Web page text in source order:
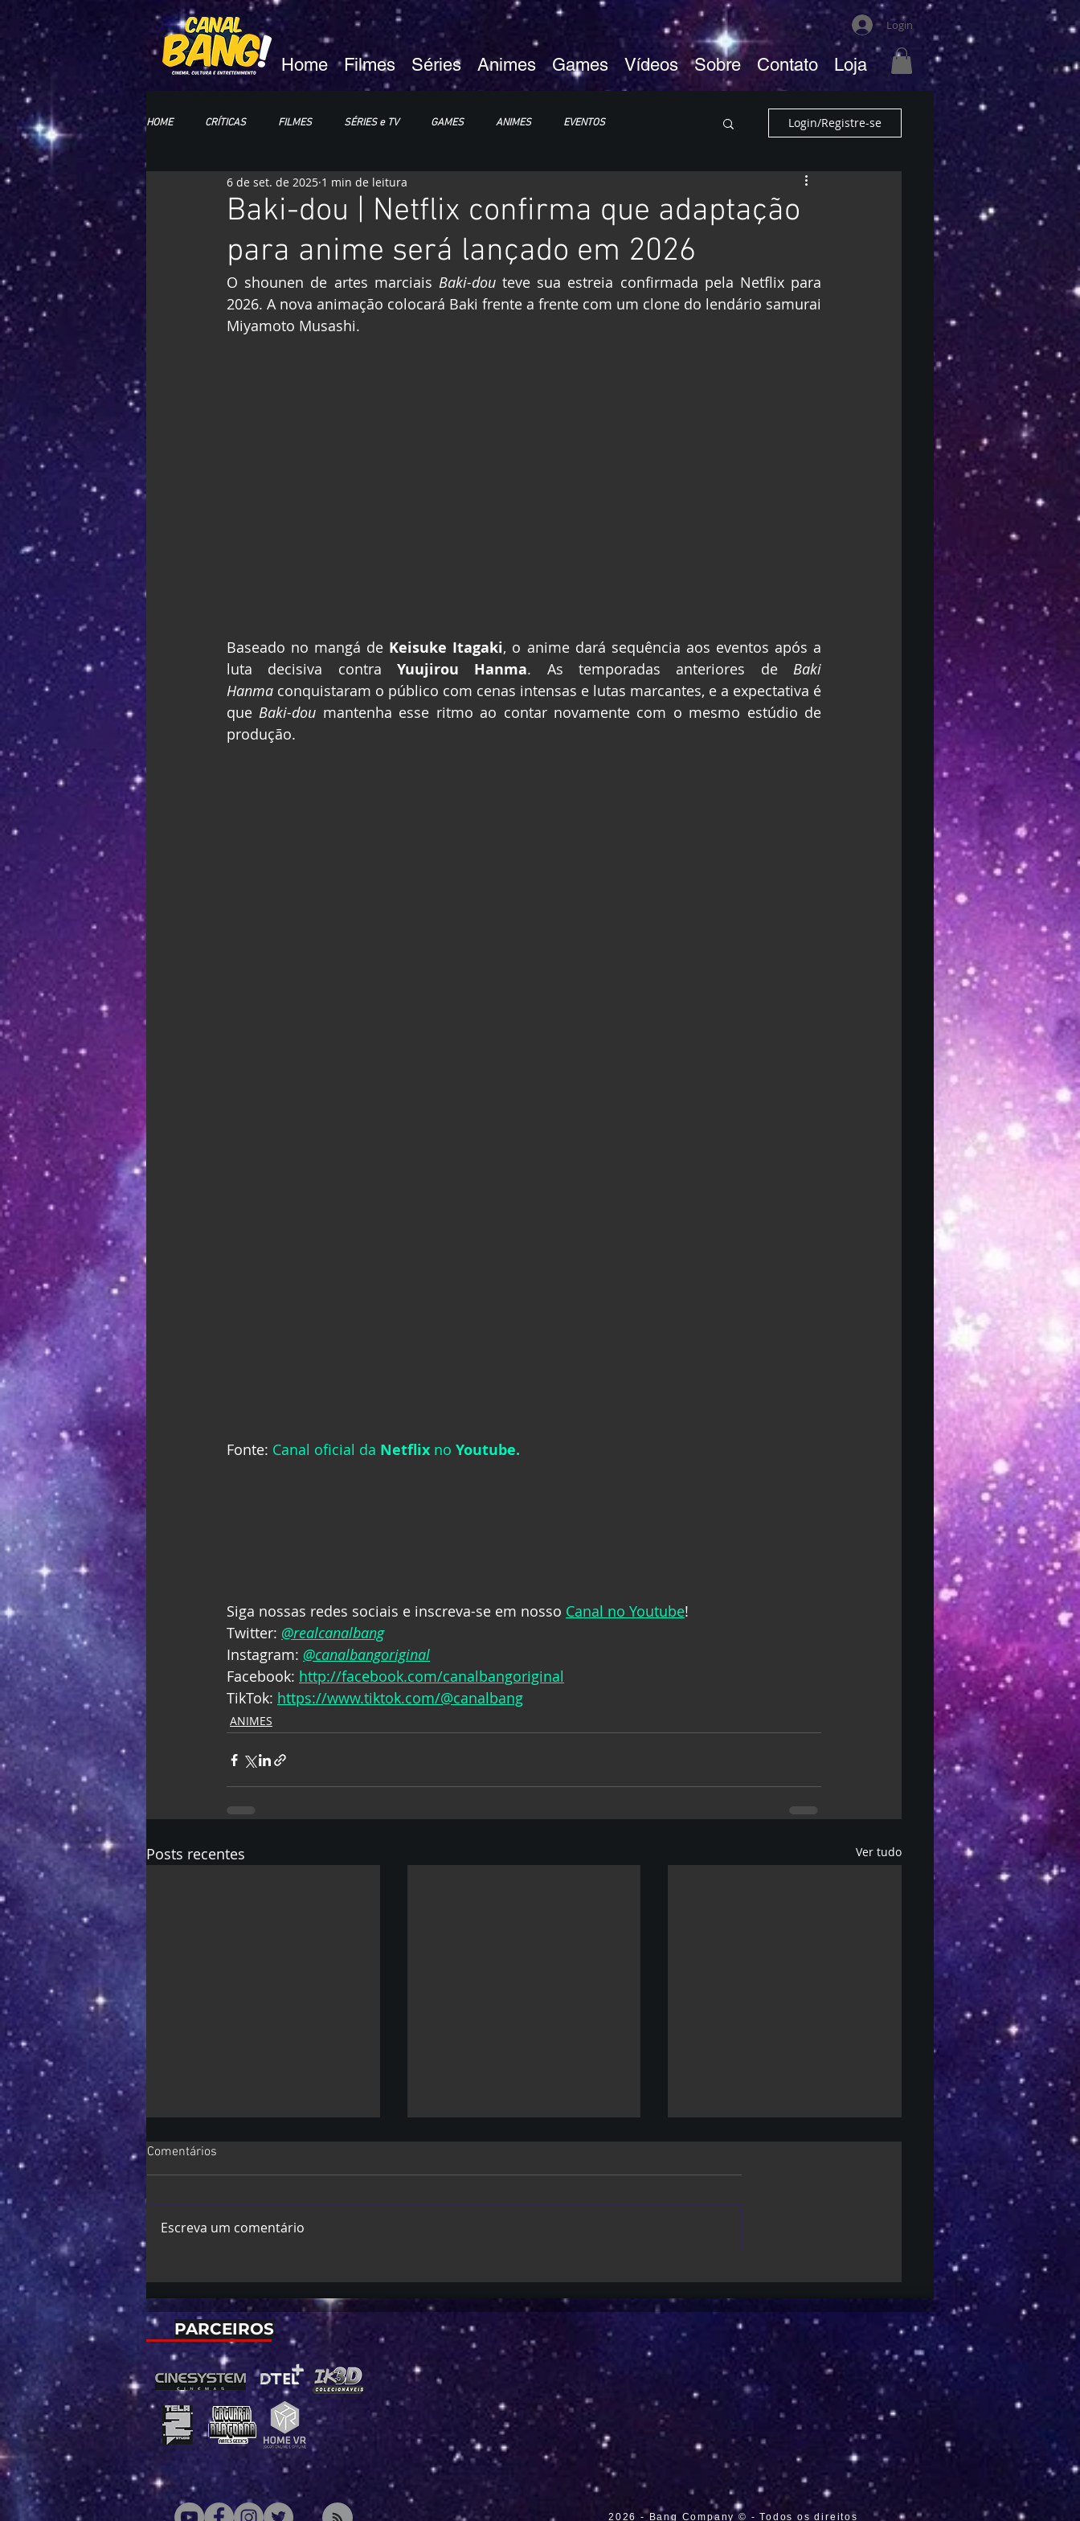
Login
Home Filmes Séries Animes Games Vídeos Sobre Contato Loja
HOME CRÍTICAS FILMES SÉRIES e TV GAMES ANIMES EVENTOS
HQs e MANGÁS LIVROS CCXP25
Login/Registre-se
Baki-dou | Netflix confirma que adaptação
para anime será lançado em 2026
6 de set. de 2025 1 min de leitura
O shounen de artes marciais Baki-dou teve sua estreia confirmada pela Netflix para
2026. A nova animação colocará Baki frente a frente com um clone do lendário samurai
Miyamoto Musashi.
Baseado no mangá de Keisuke Itagaki, o anime dará sequência aos eventos após a
luta decisiva contra Yuujirou Hanma. As temporadas anteriores de Baki
Hanma conquistaram o público com cenas intensas e lutas marcantes, e a expectativa é
que Baki-dou mantenha esse ritmo ao contar novamente com o mesmo estúdio de
produção.
Fonte: Canal oficial da Netflix no Youtube.
Siga nossas redes sociais e inscreva-se em nosso Canal no Youtube!
Twitter: @realcanalbang
Instagram: @canalbangoriginal
Facebook: http://facebook.com/canalbangoriginal
TikTok: https://www.tiktok.com/@canalbang
ANIMES
Posts recentes Ver tudo
divulga nova arte oficial
ganha primeiro trailer e estreia
para 2027
celebrar 1º volume
Comentários
Escreva um comentário
PARCEIROS
2026 - Bang Company © - Todos os direitos